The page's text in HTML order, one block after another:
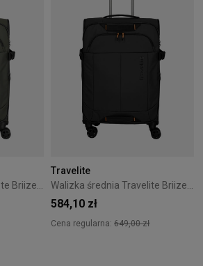
Travelite
584,10 zł
Cena regularna: 649,00 zł